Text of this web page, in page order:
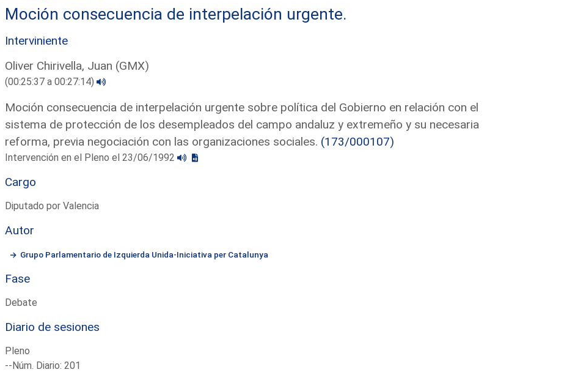
Moción consecuencia de interpelación urgente.
Interviniente
Oliver Chirivella, Juan (GMX)
(00:25:37 a 00:27:14)
Moción consecuencia de interpelación urgente sobre política del Gobierno en relación con el
sistema de protección de los desempleados del campo andaluz y extremeño y su necesaria
reforma, previa negociación con las organizaciones sociales. (173/000107)
Intervención en el Pleno el 23/06/1992
Cargo
Diputado por Valencia
Autor
Grupo Parlamentario de Izquierda Unida-Iniciativa per Catalunya
Fase
Debate
Diario de sesiones
Pleno
--Núm. Diario: 201